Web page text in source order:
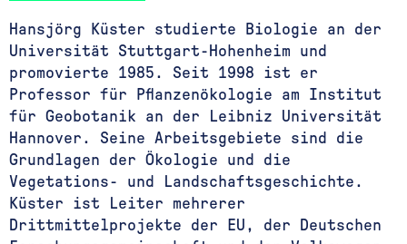
Hansjörg Küster studierte Biologie an der
Universität Stuttgart-Hohenheim und
promovierte 1985. Seit 1998 ist er
Professor für Pflanzenökologie am Institut
für Geobotanik an der Leibniz Universität
Hannover. Seine Arbeitsgebiete sind die
Grundlagen der Ökologie und die
Vegetations- und Landschaftsgeschichte.
Küster ist Leiter mehrerer
Drittmittelprojekte der EU, der Deutschen